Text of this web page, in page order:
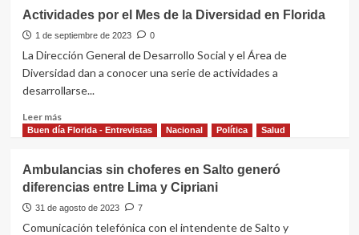
Actividades por el Mes de la Diversidad en Florida
1 de septiembre de 2023 0
La Dirección General de Desarrollo Social y el Área de
Diversidad dan a conocer una serie de actividades a
desarrollarse...
Leer másLeer
más
por
el
Mes
de
Buen día Florida - Entrevistas Nacional Política Salud
Ambulancias sin choferes en Salto generó
diferencias entre Lima y Cipriani
31 de agosto de 2023 7
Comunicación telefónica con el intendente de Salto y